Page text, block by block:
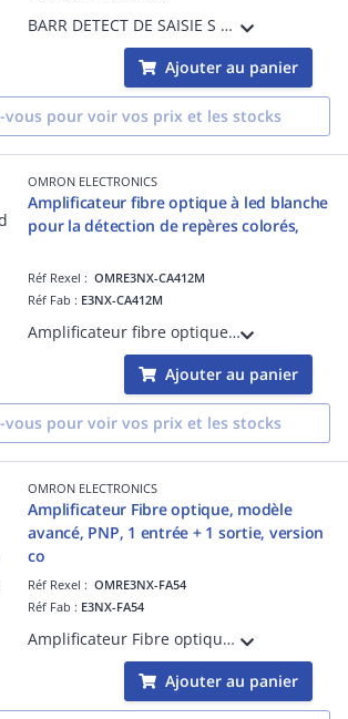
BARR DETECT DE SAISIE S PNP CON 5 BRM12
Ajouter au panier
vous pour voir vos prix et les stocks
OMRON ELECTRONICS
Amplificateur fibre optique à led blanche
pour la détection de repères colorés,
Réf Rexel :OMRE3NX-CA412M
Réf Fab : E3NX-CA412M
Amplificateur fibre optique à led blanche pour la détection de repères colorés, sortie PNP, Smart Tuning, câble 2m
Ajouter au panier
vous pour voir vos prix et les stocks
OMRON ELECTRONICS
Amplificateur Fibre optique, modèle
avancé, PNP, 1 entrée + 1 sortie, version
co
Réf Rexel :OMRE3NX-FA54
Réf Fab : E3NX-FA54
Amplificateur Fibre optique, modèle avancé, PNP, 1 entrée + 1 sortie, version connecteur M8
Ajouter au panier